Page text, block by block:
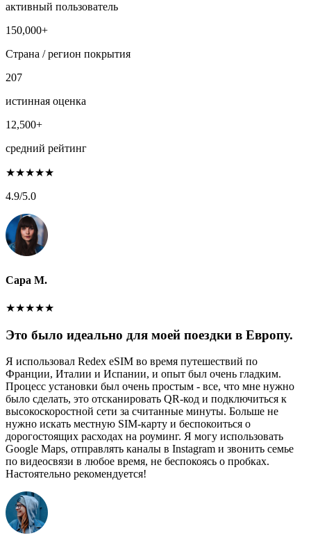
активный пользователь
150,000+
Страна / регион покрытия
207
истинная оценка
12,500+
средний рейтинг
★★★★★
4.9/5.0
Сара М.
★★★★★
Это было идеально для моей поездки в Европу.
Я использовал Redex eSIM во время путешествий по
Франции, Италии и Испании, и опыт был очень гладким.
Процесс установки был очень простым - все, что мне нужно
было сделать, это отсканировать QR-код и подключиться к
высокоскоростной сети за считанные минуты. Больше не
нужно искать местную SIM-карту и беспокоиться о
дорогостоящих расходах на роуминг. Я могу использовать
Google Maps, отправлять каналы в Instagram и звонить семье
по видеосвязи в любое время, не беспокоясь о пробках.
Настоятельно рекомендуется!